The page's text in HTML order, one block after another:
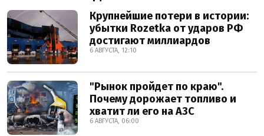
Крупнейшие потери в истории:
убытки Rozetka от ударов РФ
достигают миллиардов
6 АВГУСТА, 12:10
"Рынок пройдет по краю".
Почему дорожает топливо и
хватит ли его на АЗС
6 АВГУСТА, 06:00